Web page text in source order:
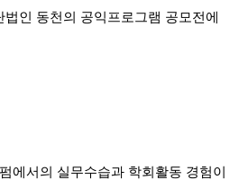
인 동천의 공익프로그램 공모전에
에서의 실무수습과 학회활동 경험이